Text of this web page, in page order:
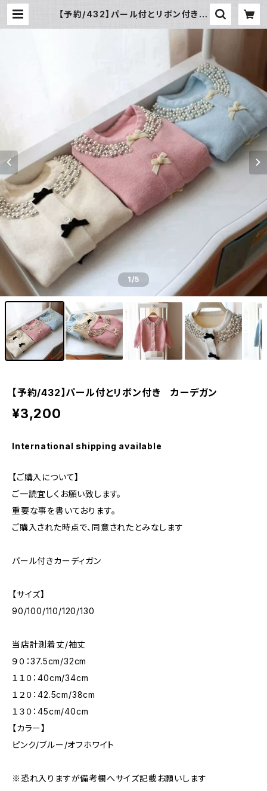
【予約/432】パール付とリボン付き
1/5
【予約/432】パール付とリボン付き カーデガン
¥3,200
International shipping available
【ご購入について】
ご一読宜しくお願い致します。
重要な事を書いております。
ご購入された時点で、同意されたとみなします
パール付きカーディガン
【サイズ】
90/100/110/120/130
当店計測着丈/袖丈
９０：37.5cm/32cm
１１０：40cm/34cm
１２０：42.5cm/38cm
１３０：45cm/40cm
【カラー】
ピンク/ブルー/オフホワイト
※恐れ入りますが備考欄へサイズ記載お願いします